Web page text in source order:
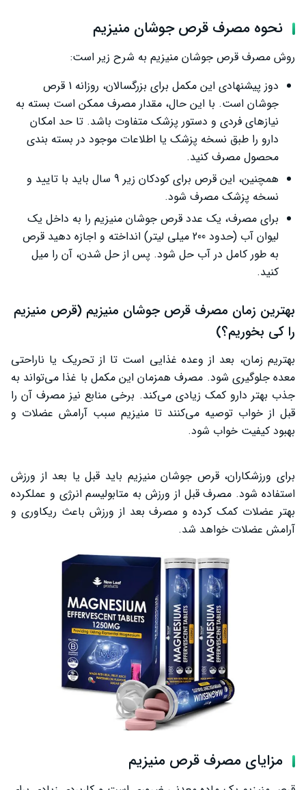
نحوه مصرف قرص جوشان منیزیم
روش مصرف قرص جوشان منیزیم به شرح زیر است:
دوز پیشنهادی این مکمل برای بزرگسالان، روزانه 1 قرص
جوشان است. با این حال، مقدار مصرف ممکن است بسته به
نیازهای فردی و دستور پزشک متفاوت باشد. تا حد امکان
دارو را طبق نسخه پزشک یا اطلاعات موجود در بسته بندی
محصول مصرف کنید.
همچنین، این قرص برای کودکان زیر 9 سال باید با تایید و
نسخه پزشک مصرف شود.
برای مصرف، یک عدد قرص جوشان منیزیم را به داخل یک
لیوان آب (حدود 200 میلی لیتر) انداخته و اجازه دهید قرص
به طور کامل در آب حل شود. پس از حل شدن، آن را میل
کنید.
بهترین زمان مصرف قرص جوشان منیزیم (قرص منیزیم
را کی بخوریم؟)
بهتریم زمان، بعد از وعده غذایی است تا از تحریک یا ناراحتی
معده جلوگیری شود. مصرف همزمان این مکمل با غذا می‌تواند به
جذب بهتر دارو کمک زیادی می‌کند. برخی منابع نیز مصرف آن را
قبل از خواب توصیه می‌کنند تا منیزیم سبب آرامش عضلات و
بهبود کیفیت خواب شود.
برای ورزشکاران، قرص جوشان منیزیم باید قبل یا بعد از ورزش
استفاده شود. مصرف قبل از ورزش به متابولیسم انرژی و عملکرده
بهتر عضلات کمک کرده و مصرف بعد از ورزش باعث ریکاوری و
آرامش عضلات خواهد شد.
مزایای مصرف قرص منیزیم